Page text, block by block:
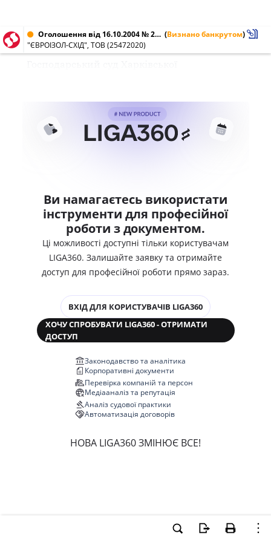
Оголошення від 16.10.2004 № 25472020 (Визнано банкрутом)
"ЄВРОІЗОЛ-СХІД", ТОВ (25472020)
Ви намагаєтесь використати
інструменти для професійної
роботи з документом.
Ці можливості доступні тільки користувачам
LIGA360. Залишайте заявку та отримайте
доступ для професійної роботи прямо зараз.
ВХІД ДЛЯ КОРИСТУВАЧІВ LIGA360
ХОЧУ СПРОБУВАТИ LIGA360 - ОТРИМАТИ
ДОСТУП
Законодавство та аналітика
Корпоративні документи
Перевірка компаній та персон
Медіааналіз та репутація
Аналіз судової практики
Автоматизація договорів
НОВА LIGA360 ЗМІНЮЄ ВСЕ!